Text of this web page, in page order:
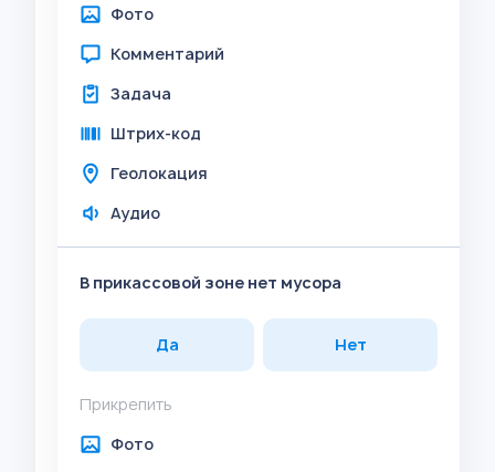
Фото
Комментарий
Задача
Штрих-код
Геолокация
Аудио
В прикассовой зоне нет мусора
Да Нет
Прикрепить
Фото